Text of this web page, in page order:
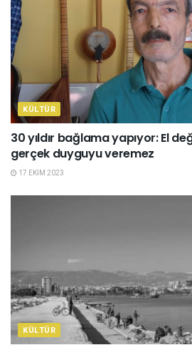
KÜLTÜR
30 yıldır bağlama yapıyor: El
gerçek duyguyu veremez
17 EKIM 2023
KÜLTÜR